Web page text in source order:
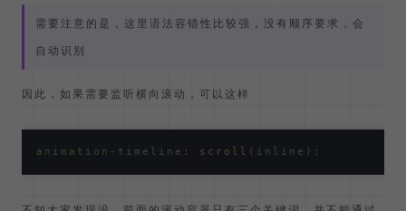
需要注意的是，这里语法容错性比较强，没有顺序要求，会
自动识别
因此，如果需要监听横向滚动，可以这样
animation -timeline: scroll